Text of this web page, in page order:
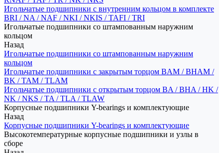
Игольчатые подшипники с внутренним кольцом в комплекте
BRI / NA / NAF / NKI / NKIS / TAFI / TRI
Игольчатые подшипники со штампованным наружним
кольцом
Назад
Игольчатые подшипники со штампованным наружним
кольцом
Игольчатые подшипники с закрытым торцом BAM / BHAM /
BK / TAM / TLAM
Игольчатые подшипники с открытым торцом BA / BHA / HK /
NK / NKS / TA / TLA / TLAW
Корпусные подшипники Y-bearings и комплектующие
Назад
Корпусные подшипники Y-bearings и комплектующие
Высокотемпературные корпусные подшипники и узлы в
сборе